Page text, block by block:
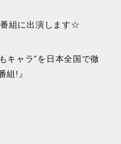
組に出演します☆
キャラ”を日本全国で徹
組!』